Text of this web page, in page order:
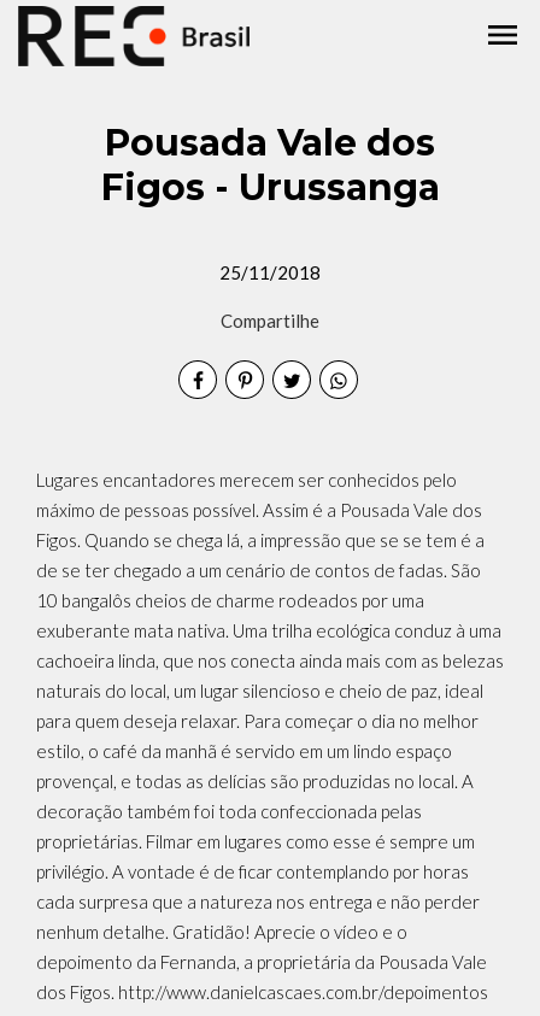
menu
Pousada Vale dos
Figos - Urussanga
25/11/2018
Compartilhe
Lugares encantadores merecem ser conhecidos pelo
máximo de pessoas possível. Assim é a Pousada Vale dos
Figos. Quando se chega lá, a impressão que se se tem é a
de se ter chegado a um cenário de contos de fadas. São
10 bangalôs cheios de charme rodeados por uma
exuberante mata nativa. Uma trilha ecológica conduz à uma
cachoeira linda, que nos conecta ainda mais com as belezas
naturais do local, um lugar silencioso e cheio de paz, ideal
para quem deseja relaxar. Para começar o dia no melhor
estilo, o café da manhã é servido em um lindo espaço
provençal, e todas as delícias são produzidas no local. A
decoração também foi toda confeccionada pelas
proprietárias. Filmar em lugares como esse é sempre um
privilégio. A vontade é de ficar contemplando por horas
cada surpresa que a natureza nos entrega e não perder
nenhum detalhe. Gratidão! Aprecie o vídeo e o
depoimento da Fernanda, a proprietária da Pousada Vale
dos Figos. http://www.danielcascaes.com.br/depoimentos